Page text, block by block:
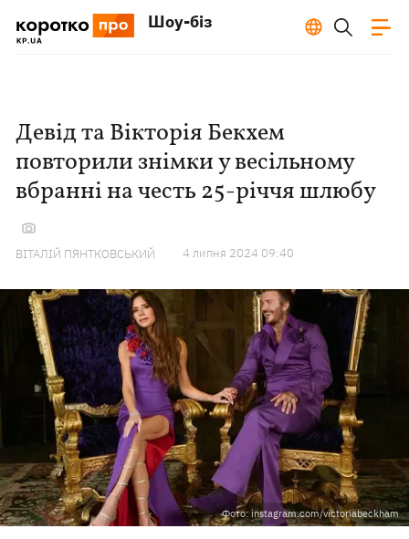
Шоу-біз
Девід та Вікторія Бекхем
повторили знімки у весільному
вбранні на честь 25-річчя шлюбу
ВІТАЛІЙ ПЯНТКОВСЬКИЙ 4 липня 2024 09:40
Фото: instagram.com/victoriabeckham